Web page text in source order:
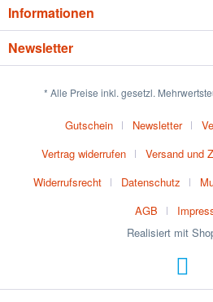
Informationen
Newsletter
* Alle Preise inkl. gesetzl.
Gutschein Newsletter
Vertrag widerrufen
Versand und
Widerrufsrecht
Datenschutz
AGB
Realisiert mit